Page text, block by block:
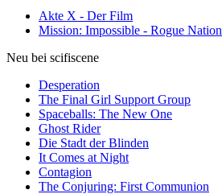
Akte X - Der Film
Mission: Impossible - Rogue Nation
Neu bei scifiscene
Desperation
The Final Girl Support Group
Spaceballs: The New One
Ghost Rider
Die Stadt der Blinden
It Comes at Night
Contagion
The Conjuring: First Communion